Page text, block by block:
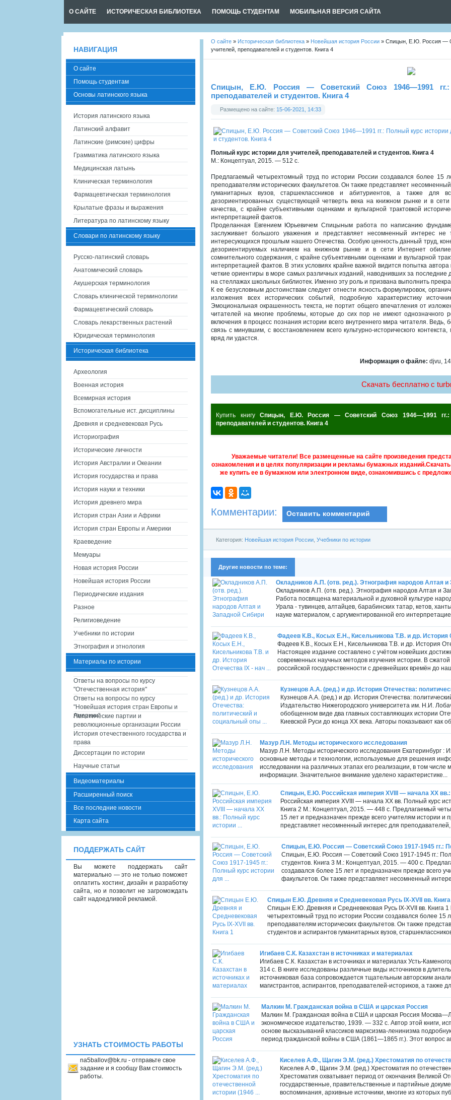
О САЙТЕ ИСТОРИЧЕСКАЯ БИБЛИОТЕКА ПОМОЩЬ СТУДЕНТАМ МОБИЛЬНАЯ ВЕРСИЯ САЙТА
О сайте » Историческая библиотека » Новейшая история России » Спицын, Е.Ю. Россия —
учителей, преподавателей и студентов. Книга 4
Спицын, Е.Ю. Россия — Советский Союз 1946—1991
преподавателей и студентов. Книга 4
Размещено на сайте: 15-06-2021, 14:33
Полный курс истории для учителей, преподавателей и студентов. Книга 4
М.: Концептуал, 2015. — 512 с.
Предлагаемый четырехтомный труд по истории России создавался более 15
преподавателям исторических факультетов. Он также представляет
гуманитарных вузов, старшеклассников и абитуриентов, а также для
дезориентированных существующей четверть века на книжном рынке и в
качества, с крайне субъективными оценками и вульгарной трактовкой
интерпретацией фактов.
Проделанная Евгением Юрьевичем Спицыным работа по написанию
заслуживает большого уважения и представляет несомненный интерес
интересующихся прошлым нашего Отечества. Особую ценность данный труд,
дезориентируемых наличием на книжном рынке и в сети Интернет
сомнительного содержания, с крайне субъективными оценками и вульгарной
интерпретацией фактов. В этих условиях крайне важной видится попытка
четкие ориентиры в море самых различных изданий, наводнивших за
на стеллажах школьных библиотек. Именно эту роль и призвана выполнить
К ее безусловным достоинствам следует отнести ясность формулировок,
изложения всех исторических событий, подробную характеристику
Эмоциональная окрашенность текста, не портит общего впечатления от
читателей на многие проблемы, которые до сих пор не имеют однозначного
включения в процесс познания истории всего внутреннего мира читателя. Ведь,
связь с минувшим, с восстановлением всего культурно-исторического
вряд ли удастся.
Информация о файле: djvu,
Скачать бесплатно c
Купить книгуСпицын, Е.Ю. Россия — Советский Союз 1946—1991
преподавателей и студентов. Книга 4
Уважаемые читатели! Все размещенные на сайте произведения
ознакомления и в целях популяризации и рекламы бумажных
же купить ее в бумажном или электронном виде, ознакомившись с
Комментарии: Оставить комментарий
Категория: Новейшая история России Учебники по истории
Другие новости по теме:
Окладников А.П. (отв. ред.). Этнография народов Алтая
Окладников А.П. (отв. ред.). Этнография народов Алтая и
Работа посвящена материальной и духовной культуре
Урала - тувинцев, алтайцев, барабинских татар, кетов,
науке материалом, с аргументированной его
Фадеев К.В., Косых Е.Н., Кисельникова Т.В. и др. История
Фадеев К.В., Косых Е.Н., Кисельникова Т.В. и др. История
Настоящее издание составлено с учётом новейших
современных научных методов изучения истории. В
российской государственности с древнейших времён до
Кузнецов А.А. (ред.) и др. История Отечества:
Кузнецов А.А. (ред.) и др. История Отечества:
Издательство Нижегородского университета им. Н.И.
обобщенном виде два главных составляющих истории
Киевской Руси до конца ХХ века. Авторы показывают как
Мазур Л.Н. Методы исторического исследования
Мазур Л.Н. Методы исторического исследования Екатеринбург :
основные методы и технологии, используемые для решения
исследовании на различных этапах его реализации, в том
информации. Значительное внимание уделено характеристике...
Спицын, Е.Ю. Российская империя XVIII — начала XX
Российская империя XVIII — начала XX вв. Полный курс
Книга 2 М.: Концептуал, 2015. — 448 с. Предлагаемый
15 лет и предназначен прежде всего учителям истории и
представляет несомненный интерес для преподавателей,
Спицын, Е.Ю. Россия — Советский Союз 1917-1945 гг.:
Спицын, Е.Ю. Россия — Советский Союз 1917-1945 гг.:
студентов. Книга 3 М.: Концептуал, 2015. — 400 с.
создавался более 15 лет и предназначен прежде всего
факультетов. Он также представляет несомненный
Спицын Е.Ю. Древняя и Средневековая Русь IX-XVII вв. Книга
Спицын Е.Ю. Древняя и Средневековая Русь IX-XVII вв. Книга
четырехтомный труд по истории России создавался более 15
преподавателям исторических факультетов. Он также
студентов и аспирантов гуманитарных вузов,
Игибаев С.К. Казахстан в источниках и материалах
Игибаев С.К. Казахстан в источниках и материалах Усть-
314 с. В книге исследованы различные виды источников в
источниковая база сопровождается тщательным авторским
магистрантов, аспирантов, преподавателей-историков, а также
Малкин М. Гражданская война в США и царская Россия
Малкин М. Гражданская война в США и царская Россия
экономическое издательство, 1939. — 332 с. Автор этой книги,
основе высказываний классиков марксизма-ленинизма
период гражданской войны в США (1861—1865 гг.). Этот вопрос
Киселев А.Ф., Щагин Э.М. (ред.) Хрестоматия по
Киселев А.Ф., Щагин Э.М. (ред.) Хрестоматия по
Хрестоматия охватывает период от окончания Великой
государственные, правительственные и партийные
воспоминания, архивные источники, многие из которых
НАВИГАЦИЯ
О сайте
Помощь студентам
Основы латинского языка
История латинского языка
Латинский алфавит
Латинские (римские) цифры
Грамматика латинского языка
Медицинская латынь
Клиническая терминология
Фармацевтическая терминология
Крылатые фразы и выражения
Литература по латинскому языку
Словари по латинскому языку
Русско-латинский словарь
Анатомический словарь
Акушерская терминология
Словарь клинической терминологии
Фармацевтический словарь
Словарь лекарственных растений
Юридическая терминология
Историческая библиотека
Археология
Военная история
Всемирная история
Вспомогательные ист. дисциплины
Древняя и средневековая Русь
Историография
Исторические личности
История Австралии и Океании
История государства и права
История науки и техники
История древнего мира
История стран Азии и Африки
История стран Европы и Америки
Краеведение
Мемуары
Новая история России
Новейшая история России
Периодические издания
Разное
Религиоведение
Учебники по истории
Этнография и этнология
Материалы по истории
Ответы на вопросы по курсу
"Отечественная история"
Ответы на вопросы по курсу
"Новейшая история стран Европы и
Америки"
Политические партии и
революционные организации России
История отечественного государства и
права
Диссертации по истории
Научные статьи
Видеоматериалы
Расширенный поиск
Все последние новости
Карта сайта
ПОДДЕРЖАТЬ САЙТ
Вы можете поддержать сайт
материально — это не только поможет
оплатить хостинг, дизайн и разработку
сайта, но и позволит не загромождать
сайт надоедливой рекламой.
УЗНАТЬ СТОИМОСТЬ РАБОТЫ
na5ballov@bk.ru - отправьте свое
задание и я сообщу Вам стоимость
работы.